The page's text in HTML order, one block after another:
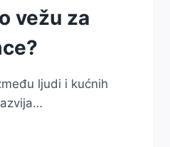
vežu za
ljudi i kućnih